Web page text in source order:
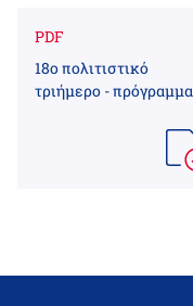
PDF
18ο πολιτιστικό
τριήμερο - πρόγραμμα